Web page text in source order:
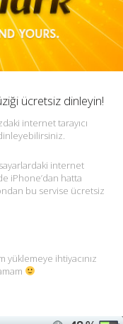
ücretsiz dinleyin!
internet tarayıcı
internet
iPhone’dan hatta
bu servise ücretsiz
yüklemeye ihtiyacınız